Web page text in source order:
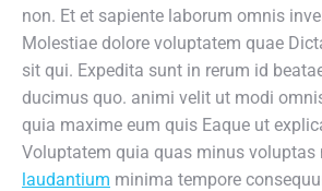
non. Et et sapiente laborum omnis
Molestiae dolore voluptatem quae
sit qui. Expedita sunt in rerum id
ducimus quo. animi velit ut modi
quia maxime eum quis Eaque ut
Voluptatem quia quas minus voluptas
laudantium minima tempore